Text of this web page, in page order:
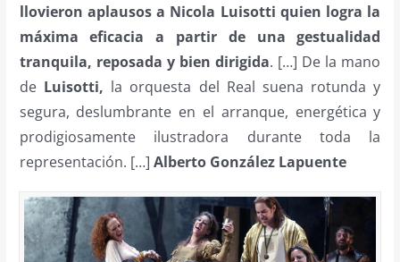
llovieron aplausos a Nicola Luisotti quien logra la
máxima eficacia a partir de una gestualidad
tranquila, reposada y bien dirigida. […] De la mano
de Luisotti, la orquesta del Real suena rotunda y
segura, deslumbrante en el arranque, energética y
prodigiosamente ilustradora durante toda la
representación. […] Alberto González Lapuente